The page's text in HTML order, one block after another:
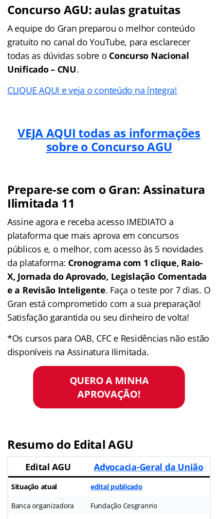
Concurso AGU: aulas gratuitas
A equipe do Gran preparou o melhor conteúdo
gratuito no canal do YouTube, para esclarecer
todas as dúvidas sobre o Concurso Nacional
Unificado – CNU.
CLIQUE AQUI e veja o conteúdo na íntegra!
VEJA AQUI todas as informações
sobre o Concurso AGU
Prepare-se com o Gran: Assinatura
Ilimitada 11
Assine agora e receba acesso IMEDIATO a
plataforma que mais aprova em concursos
públicos e, o melhor, com acesso às 5 novidades
da plataforma: Cronograma com 1 clique, Raio-
X, Jornada do Aprovado, Legislação Comentada
e a Revisão Inteligente. Faça o teste por 7 dias. O
Gran está comprometido com a sua preparação!
Satisfação garantida ou seu dinheiro de volta!
*Os cursos para OAB, CFC e Residências não estão
disponíveis na Assinatura Ilimitada.
QUERO A MINHA
APROVAÇÃO!
Resumo do Edital AGU
Edital AGU Advocacia-Geral da União
Situação atual edital publicado
Banca organizadora Fundação Cesgranrio